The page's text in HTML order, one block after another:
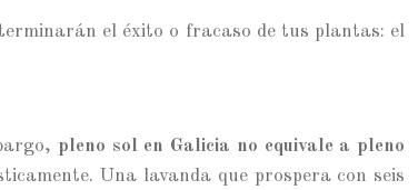
el éxito o fracaso de tus plantas: el
pleno sol en Galicia no equivale a pleno
Una lavanda que prospera con seis